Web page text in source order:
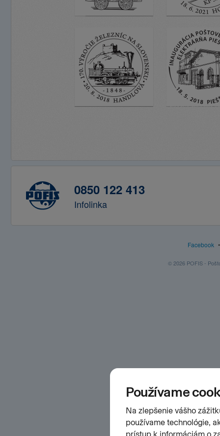
0850 122 413
Infolinka
Facebook
© 2026 POFIS -